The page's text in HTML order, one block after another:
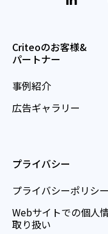
Criteoのお客様&
パートナー
事例紹介
広告ギャラリー
プライバシー
プライバシーポリシー
Webサイトでの個人
取り扱い